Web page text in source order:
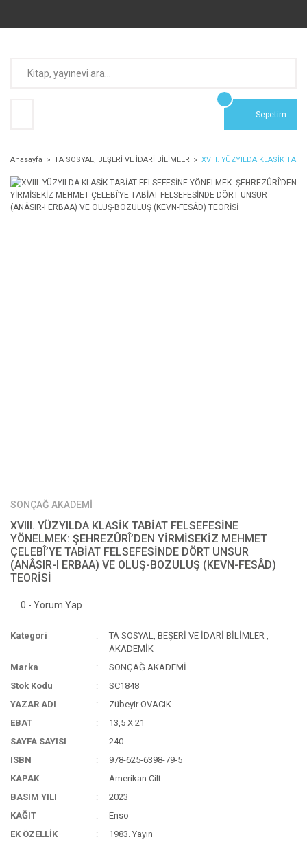
Sepetim
Anasayfa TA SOSYAL, BEŞERİ VE İDARİ BİLİMLER XVIII. YÜZYILDA KLASİK
SONÇAĞ AKADEMİ
XVIII. YÜZYILDA KLASİK TABİAT FELSEFESİNE
YÖNELMEK: ŞEHREZÛRÎ’DEN YİRMİSEKİZ MEHMET
ÇELEBÎ’YE TABİAT FELSEFESİNDE DÖRT UNSUR
(ANÂSIR-I ERBAA) VE OLUŞ-BOZULUŞ (KEVN-FESÂD)
TEORİSİ
0 - Yorum Yap
Kategori TA SOSYAL, BEŞERİ VE İDARİ BİLİMLER ,
AKADEMİK
Marka
SONÇAĞ AKADEMİ
Stok Kodu
SC1848
YAZAR ADI
Zübeyir OVACIK
EBAT
13,5 X 21
SAYFA SAYISI
240
ISBN
978-625-6398-79-5
KAPAK
Amerikan Cilt
BASIM YILI
2023
KAĞIT
Enso
EK ÖZELLİK
1983. Yayın